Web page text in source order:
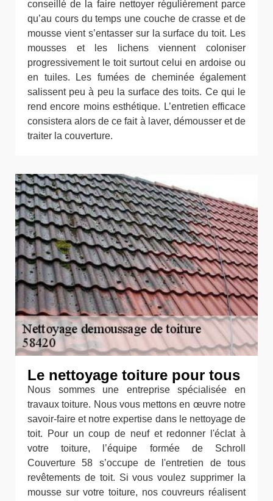
conseillé de la faire nettoyer régulièrement parce
qu’au cours du temps une couche de crasse et de
mousse vient s’entasser sur la surface du toit. Les
mousses et les lichens viennent coloniser
progressivement le toit surtout celui en ardoise ou
en tuiles. Les fumées de cheminée également
salissent peu à peu la surface des toits. Ce qui le
rend encore moins esthétique. L’entretien efficace
consistera alors de ce fait à laver, démousser et de
traiter la couverture.
Le nettoyage toiture pour tous
Nous sommes une entreprise spécialisée en
travaux toiture. Nous vous mettons en œuvre notre
savoir-faire et notre expertise dans le nettoyage de
toit. Pour un coup de neuf et redonner l'éclat à
votre toiture, l’équipe formée de Schroll
Couverture 58 s’occupe de l'entretien de tous
revêtements de toit. Si vous voulez supprimer la
mousse sur votre toiture, nos couvreurs réalisent